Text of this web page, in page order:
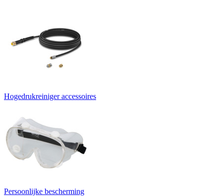
Hogedrukreiniger accessoires
Persoonlijke bescherming